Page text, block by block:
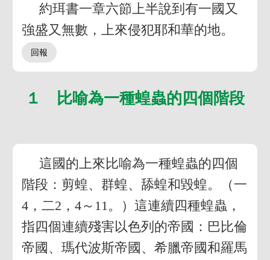
約珥書一章六節上半說到有一國又
強盛又無數，上來侵犯耶和華的地。
１ 比喻為一種蝗蟲的四個階段
這國的上來比喻為一種蝗蟲的四個
階段：剪蝗、群蝗、舔蝗和毀蝗。（一
4，二2，4～11。）這連續四種蝗蟲，
指四個連續殘害以色列的帝國：巴比倫
帝國、瑪代波斯帝國、希臘帝國和羅馬